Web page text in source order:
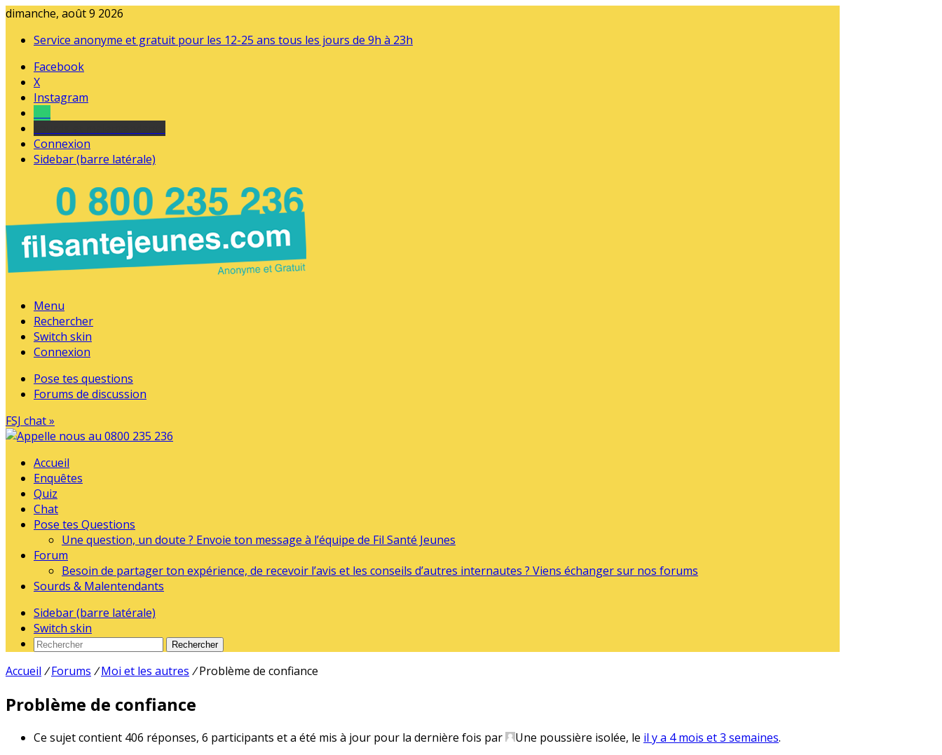
dimanche, août 9 2026
Service anonyme et gratuit pour les 12-25 ans tous les jours de 9h à 23h
Facebook
X
Instagram
Connexion
Sidebar (barre latérale)
Menu
Rechercher
Switch skin
Connexion
Pose tes questions
Forums de discussion
FSJ chat »
Accueil
Enquêtes
Quiz
Chat
Pose tes Questions
Une question, un doute ? Envoie ton message à l’équipe de Fil Santé Jeunes
Forum
Besoin de partager ton expérience, de recevoir l’avis et les conseils d’autres internautes ? Viens échanger sur nos forums
Sourds & Malentendants
Sidebar (barre latérale)
Switch skin
Rechercher
Accueil / Forums / Moi et les autres / Problème de confiance
Problème de confiance
Ce sujet contient 406 réponses, 6 participants et a été mis à jour pour la dernière fois par Une poussière isolée, le il y a 4 mois et 3 semaines.